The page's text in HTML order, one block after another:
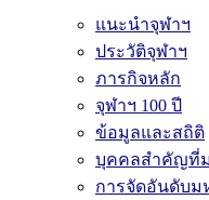
แนะนำจุฬาฯ
ประวัติจุฬาฯ
ภารกิจหลัก
จุฬาฯ 100 ปี
ข้อมูลและสถิติ
บุคคลสำคัญที่ม
การจัดอันดับม